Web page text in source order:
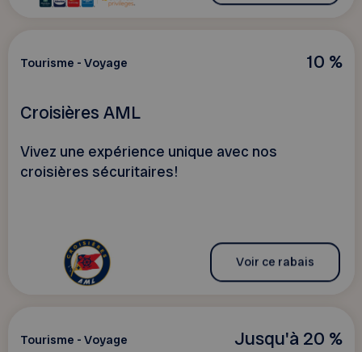
10 %
Tourisme - Voyage
Croisières AML
Vivez une expérience unique avec nos
croisières sécuritaires!
Voir ce rabais
Jusqu'à 20 %
Tourisme - Voyage